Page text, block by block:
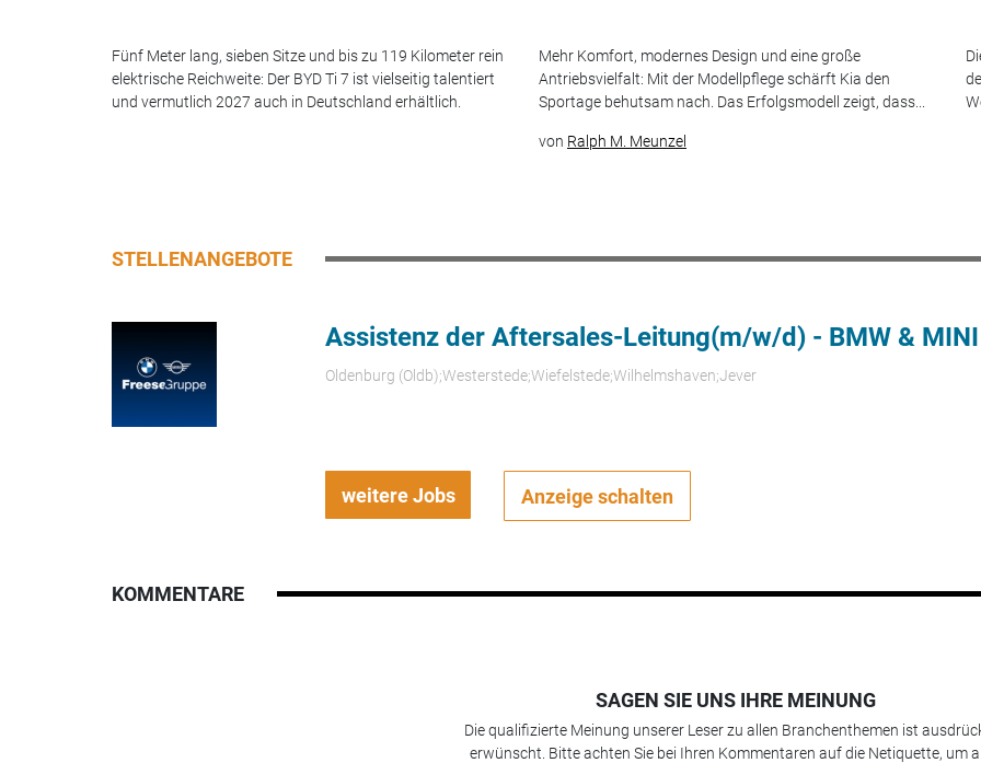
Fünf Meter lang, sieben Sitze und bis zu 119 Kilometer rein
elektrische Reichweite: Der BYD Ti 7 ist vielseitig talentiert
und vermutlich 2027 auch in Deutschland erhältlich.
Mehr Komfort, modernes Design und eine große
Antriebsvielfalt: Mit der Modellpflege schärft Kia den
Sportage behutsam nach. Das Erfolgsmodell zeigt, dass...
von Ralph M. Meunzel
STELLENANGEBOTE
Assistenz der Aftersales-Leitung(m/w/d) - BMW & MINI
Oldenburg (Oldb);Westerstede;Wiefelstede;Wilhelmshaven;Jever
weitere Jobs Anzeige schalten
KOMMENTARE
SAGEN SIE UNS IHRE MEINUNG
Die qualifizierte Meinung unserer Leser zu allen Branchenthemen ist
erwünscht. Bitte achten Sie bei Ihren Kommentaren auf die Netiquette, um